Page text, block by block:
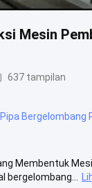
Mesin
637 tampilan
Bergelombang
Membentuk